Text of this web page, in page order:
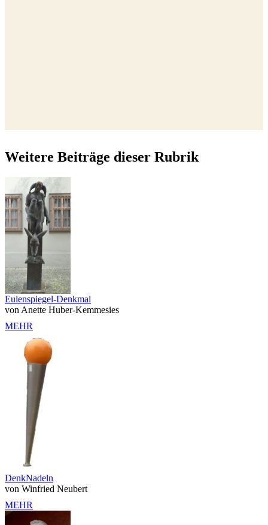
Weitere Beiträge dieser Rubrik
Eulenspiegel-Denkmal
von Anette Huber-Kemmesies
MEHR
DenkNadeln
von Winfried Neubert
MEHR